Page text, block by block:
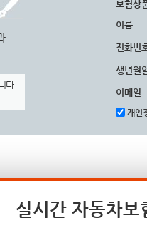
다.
보험상
이름
전화번
생년월
이메일
개인
실시간 자동차보